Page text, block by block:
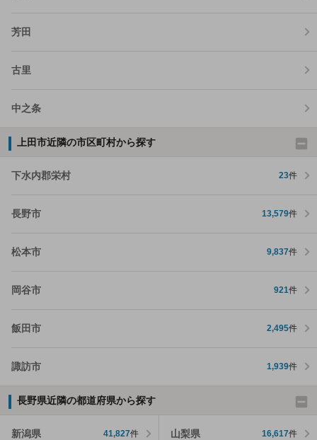
芳田
古里
中之条
上田市近隣の市区町村から探す
下水内郡栄村 23件
長野市 13,579件
松本市 9,837件
岡谷市 921件
飯田市 2,495件
諏訪市 1,939件
長野県近隣の都道府県から探す
新潟県 41,827件 山梨県 16,617件